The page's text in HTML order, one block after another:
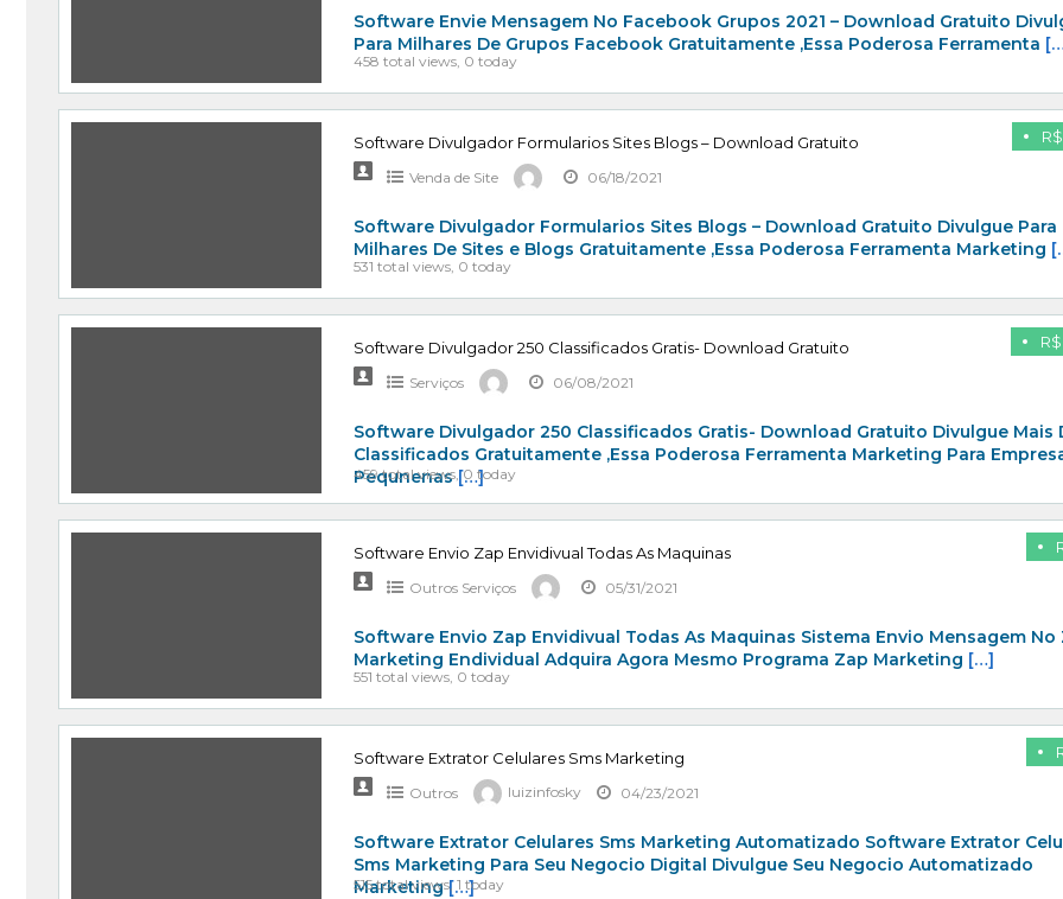
Software Envie Mensagem No Facebook Grupos 2021 – Download Gratuito
Para Milhares De Grupos Facebook Gratuitamente ,Essa Poderosa Ferramenta
458 total views, 0 today
Software Divulgador Formularios Sites Blogs – Download Gratuito
Venda de Site 06/18/2021
Software Divulgador Formularios Sites Blogs – Download Gratuito Divulgue Para
Milhares De Sites e Blogs Gratuitamente ,Essa Poderosa Ferramenta Marketing
531 total views, 0 today
Software Divulgador 250 Classificados Gratis- Download Gratuito
Serviços 06/08/2021
Software Divulgador 250 Classificados Gratis- Download Gratuito Divulgue Mais
Classificados Gratuitamente ,Essa Poderosa Ferramenta Marketing Para
Pequnenas[…]
459 total views, 0 today
Software Envio Zap Envidivual Todas As Maquinas
Outros Serviços 05/31/2021
Software Envio Zap Envidivual Todas As Maquinas Sistema Envio Mensagem No
Marketing Endividual Adquira Agora Mesmo Programa Zap Marketing […]
551 total views, 0 today
Software Extrator Celulares Sms Marketing
Outros luizinfosky 04/23/2021
Software Extrator Celulares Sms Marketing Automatizado Software Extrator
Sms Marketing Para Seu Negocio Digital Divulgue Seu Negocio Automatizado
Marketing[…]
515 total views, 1 today